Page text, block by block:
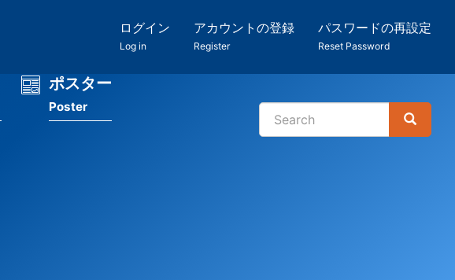
ログイン
Log in
アカウントの登録
Register
パスワードの再設定
Reset Password
ポスター
Poster
検
Search
Search